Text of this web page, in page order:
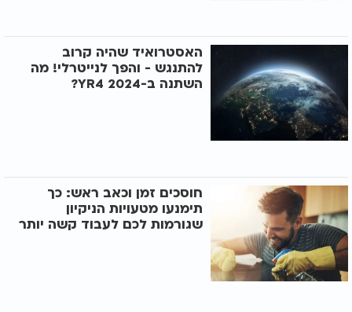
האסטרואיד שהיה קרוב
להתנגש - והפך לנייטרלי! מה
השתנה ב-2024 YR4?
חוסכים זמן וכאב ראש: כך
תימנעו מטעויות הניקיון
שגורמות לכם לעבוד קשה יותר